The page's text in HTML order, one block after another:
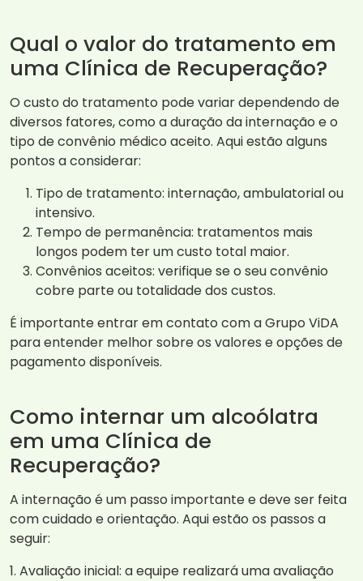
Qual o valor do tratamento em
uma Clínica de Recuperação?
O custo do tratamento pode variar dependendo de
diversos fatores, como a duração da internação e o
tipo de convênio médico aceito. Aqui estão alguns
pontos a considerar:
Tipo de tratamento: internação, ambulatorial ou
intensivo.
Tempo de permanência: tratamentos mais
longos podem ter um custo total maior.
Convênios aceitos: verifique se o seu convênio
cobre parte ou totalidade dos custos.
É importante entrar em contato com a Grupo ViDA
para entender melhor sobre os valores e opções de
pagamento disponíveis.
Como internar um alcoólatra
em uma Clínica de
Recuperação?
A internação é um passo importante e deve ser feita
com cuidado e orientação. Aqui estão os passos a
seguir:
1. Avaliação inicial: a equipe realizará uma avaliação